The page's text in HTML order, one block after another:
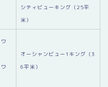
シティビューキング（25平
米）
ワ
ワ
オーシャンビュー1キング（3
6平米）